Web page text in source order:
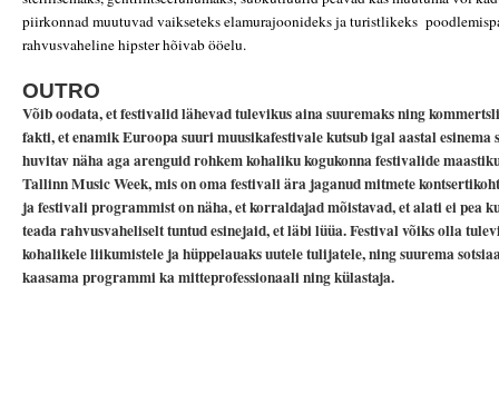
piirkonnad muutuvad vaikseteks elamurajoonideks ja turistlikeks
rahvusvaheline hipster hõivab ööelu.
OUTRO
Võib oodata, et festivalid lähevad tulevikus aina suuremaks ning
fakti, et enamik Euroopa suuri muusikafestivale kutsub igal aastal esinema
huvitav näha aga arenguid rohkem kohaliku kogukonna festivalide
Tallinn Music Week, mis on oma festivali ära jaganud mitmete
ja festivali programmist on näha, et korraldajad mõistavad, et alati ei pea
teada rahvusvaheliselt tuntud esinejaid, et läbi lüüa. Festival võiks olla
kohalikele liikumistele ja hüppelauaks uutele tulijatele, ning suurema
kaasama programmi ka mitteprofessionaali ning külastaja.